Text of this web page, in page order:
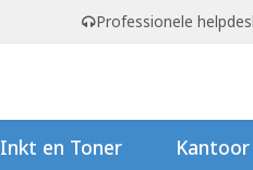
Professionele
Inkt en Toner